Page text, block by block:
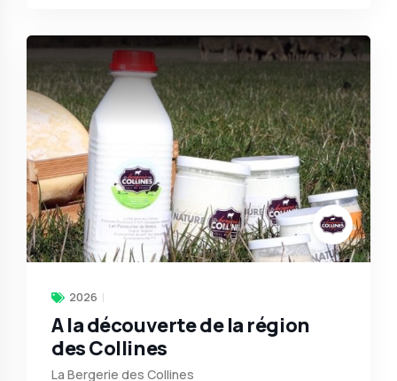
2026
A la découverte de la région
des Collines
La Bergerie des Collines